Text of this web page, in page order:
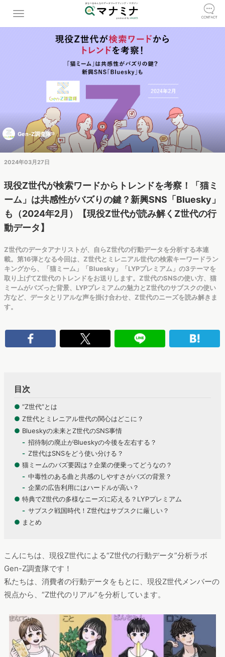
Gen-Z調査隊®
2024年03月27日
現役Z世代が検索ワードからトレンドを考察！「猫ミ
ーム」は共感性がバズりの鍵？新興SNS「Bluesky」
も（2024年2月）【現役Z世代が読み解くZ世代の行
動データ】
Z世代のデータアナリストが、自らZ世代の行動データを分析する本連
載。第16弾となる今回は、Z世代とミレニアル世代の検索キーワードラン
キングから、「猫ミーム」「Bluesky」「LYPプレミアム」の3テーマを
取り上げてZ世代のトレンドをお送りします。Z世代のSNSの使い方、猫
ミームがバズった背景、LYPプレミアムの魅力とZ世代のサブスクの使い
方など、データとリアルな声を掛け合わせ、Z世代のニーズを読み解きま
す。
目次
● “Z世代”とは
● Z世代とミレニアル世代の関心はどこに？
● Blueskyの未来とZ世代のSNS事情
招待制の廃止がBlueskyの今後を左右する？
Z世代はSNSをどう使い分ける？
● 猫ミームのバズ要因は？企業の便乗ってどうなの？
中毒性のある曲と共感のしやすさがバズの背景？
企業の広告利用にはハードルが高い？
● 特典でZ世代の多様なニーズに応える？LYPプレミアム
サブスク戦国時代！Z世代はサブスクに厳しい？
● まとめ
こんにちは、現役Z世代による“Z世代の行動データ”分析ラボ
Gen-Z調査隊です！
私たちは、消費者の行動データをもとに、現役Z世代メンバーの
視点から、“Z世代のリアル”を分析しています。